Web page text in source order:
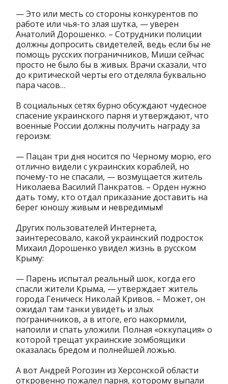
— Это или месть со стороны конкурентов по
работе или чья-то злая шутка, — уверен
Анатолий Дорошенко. – Сотрудники полиции
должны допросить свидетелей, ведь если бы не
помощь русских пограничников, Миши сейчас
просто не было бы в живых. Врачи сказали, что
до критической черты его отделяла буквально
пара часов…
В социальных сетях бурно обсуждают чудесное
спасение украинского парня и утверждают, что
военные России должны получить награду за
героизм:
— Пацан три дня носится по Черному морю, его
отлично видели с украинских кораблей, но
почему-то не спасали, — возмущается житель
Николаева Василий Панкратов. – Орден нужно
дать тому, кто отдал приказание доставить на
берег юношу живым и невредимым!
Других пользователей Интернета,
заинтересовало, какой украинский подросток
Михаил Дорошенко увидел жизнь в русском
Крыму:
— Парень испытал реальный шок, когда его
спасли жители Крыма, — утверждает житель
города Геническ Николай Кривов. – Может, он
ожидал там танки увидеть и злых
пограничников, а в итоге, его накормили,
напоили и спать уложили. Полная «оккупация» о
которой трещат украинские зомбоящики
оказалась бредом и полнейшей ложью.
А вот Андрей Рогозин из Херсонской области
откровенно пожалел парня, которому выпали